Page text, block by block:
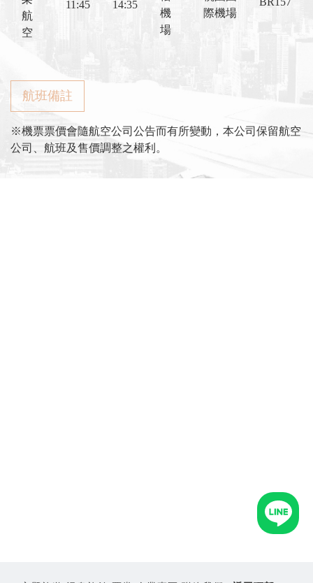
航
空
11:45 14:35
機
場
際機場
航班備註
※機票票價會隨航空公司公告而有所變動，本公司保留航空
公司、航班及售價調整之權利。